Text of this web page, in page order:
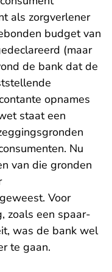
als zorgverlener
budget van
(maar
de bank dat de
opnames
staat een
Nu
van die gronden
Voor
zoals een spaar-
was de bank wel
te gaan.